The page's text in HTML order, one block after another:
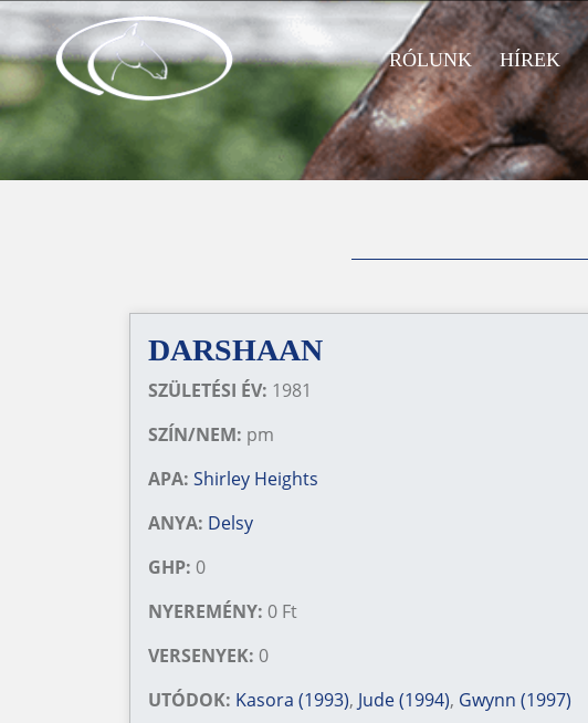
RÓLUNK HÍREK
DARSHAAN
SZÜLETÉSI ÉV: 1981
SZÍN/NEM: pm
APA: Shirley Heights
ANYA: Delsy
GHP: 0
NYEREMÉNY: 0 Ft
VERSENYEK: 0
UTÓDOK: Kasora (1993), Jude (1994), Gwynn (1997)